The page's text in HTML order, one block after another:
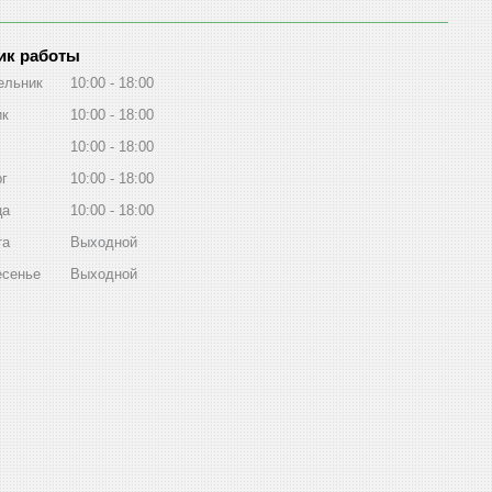
работы
10:00
18:00
10:00
18:00
10:00
18:00
10:00
18:00
10:00
18:00
Выходной
Выходной